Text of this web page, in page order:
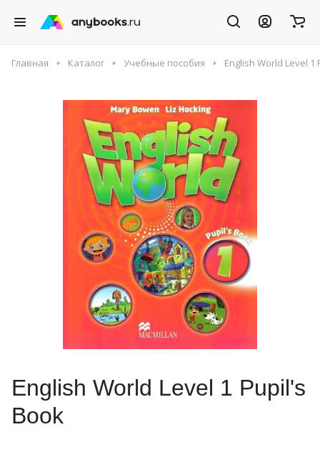
Главная Каталог Учебные пособия English World Level 1
English World Level 1 Pupil's
Book